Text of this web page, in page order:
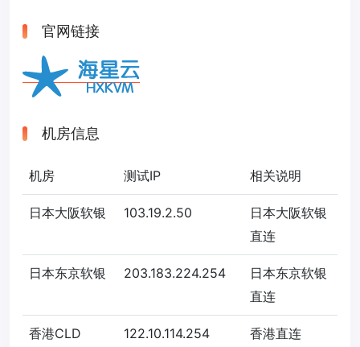
官网链接
机房信息
机房 测试IP 相关说明
日本大阪软银 103.19.2.50
日本大阪软银
直连
日本东京软银 203.183.224.254
日本东京软银
直连
香港CLD 122.10.114.254
香港直连